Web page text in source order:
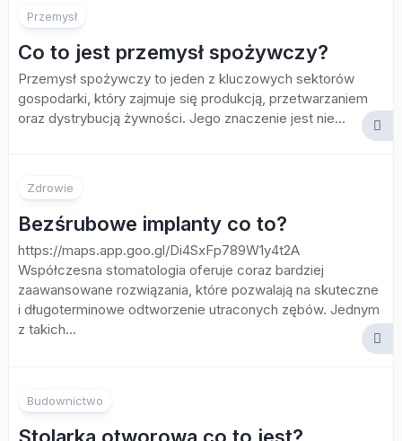
Przemysł
Co to jest przemysł spożywczy?
Przemysł spożywczy to jeden z kluczowych sektorów
gospodarki, który zajmuje się produkcją, przetwarzaniem
oraz dystrybucją żywności. Jego znaczenie jest nie...
Zdrowie
Bezśrubowe implanty co to?
https://maps.app.goo.gl/Di4SxFp789W1y4t2A
Współczesna stomatologia oferuje coraz bardziej
zaawansowane rozwiązania, które pozwalają na skuteczne
i długoterminowe odtworzenie utraconych zębów. Jednym
z takich...
Budownictwo